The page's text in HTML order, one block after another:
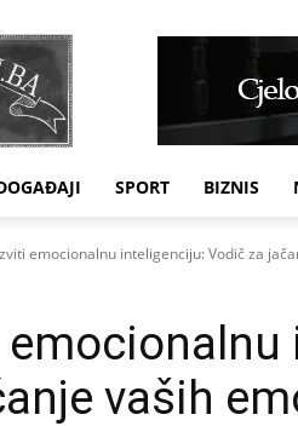
SPORT BIZNIS
emocionalnu inteligenciju: Vodič za
emocionalnu
vaših